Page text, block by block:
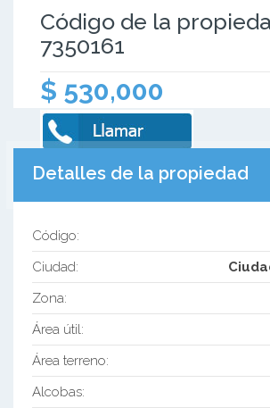
Código de la
7350161
$ 530,000
Detalles de la propiedad
Código:
Ciudad:
Zona:
Área útil:
Área terreno:
Alcobas: